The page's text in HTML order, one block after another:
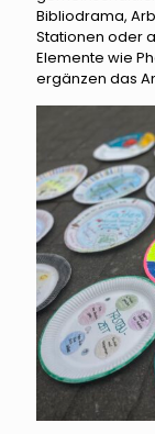
Bibliodrama,
Stationen oder
Elemente wie
ergänzen das